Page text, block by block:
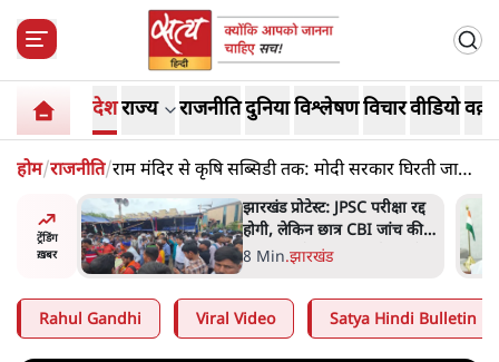
देशराज्य राजनीतिदुनियाविश्लेषणविचारवीडियो
होम/राजनीति/राम मंदिर से कृषि सब्सिडी तक: मोदी सरकार घिरती जा
रही है! आशुतोष की पैनी नज़र
ट्रेंडिंग
ख़बर
रद्द
की
जारी
चीन के अतिक्रमण के दावों को
अरुणाचल के सीएम पेमा खांडू ने
किया खारिज
3 Min.अरुणाचल प्रदेश
Rahul Gandhi Viral Video Satya Hindi Bulletin